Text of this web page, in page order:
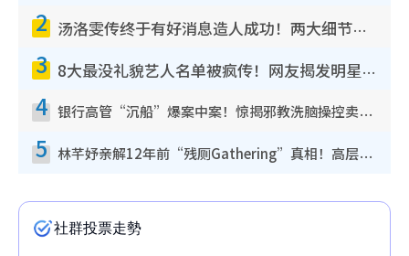
2 汤洛雯传终于有好消息造人成功！两大细节曝孕味极浓引猜测：大肚婆先会咁！
3 8大最没礼貌艺人名单被疯传！网友揭发明星真面目，一致数落这一位是无品天花板？
4 银行高管“沉船”爆案中案！惊揭邪教洗脑操控卖淫被吞600万，幕后黑手讲多错多
5 林芊妤亲解12年前“残厕Gathering”真相！高层解约一句话重创尊严，至今拒返TVB